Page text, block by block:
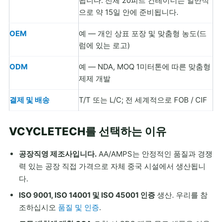
으로 약 15일 안에 준비됩니다.
OEM
예 — 개인 상표 포장 및 맞춤형 농도(드
럼에 있는 로고)
ODM
예 — NDA, MOQ 1미터톤에 따른 맞춤형
제제 개발
결제 및 배송 T/T 또는 L/C; 전 세계적으로 FOB / CIF
VCYCLETECH를 선택하는 이유
공장직영 제조사입니다. AA/AMPS는 안정적인 품질과 경쟁
력 있는 공장 직접 가격으로 자체 중국 시설에서 생산됩니
다.
ISO 9001, ISO 14001 및 ISO 45001 인증 생산. 우리를 참
조하십시오 품질 및 인증.